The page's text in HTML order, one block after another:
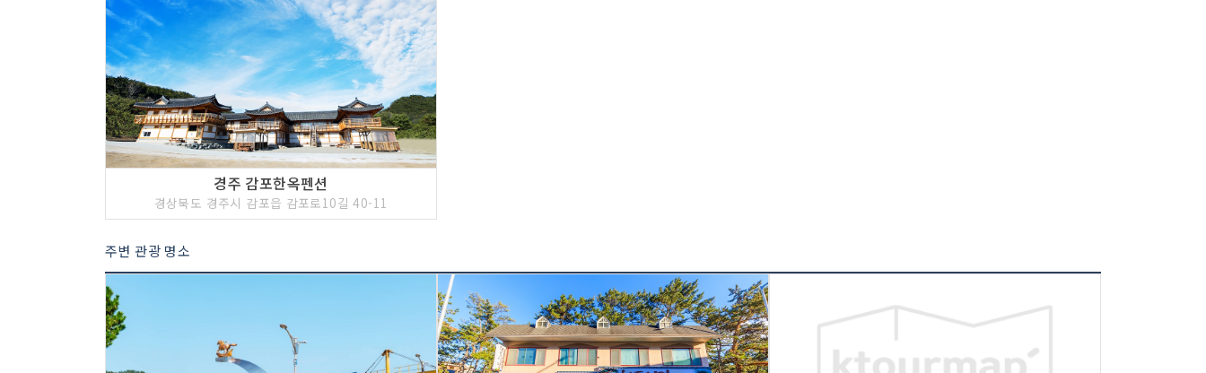
경주 감포한옥펜션
경상북도 경주시 감포읍 감포로10길 40-11
주변 관광 명소